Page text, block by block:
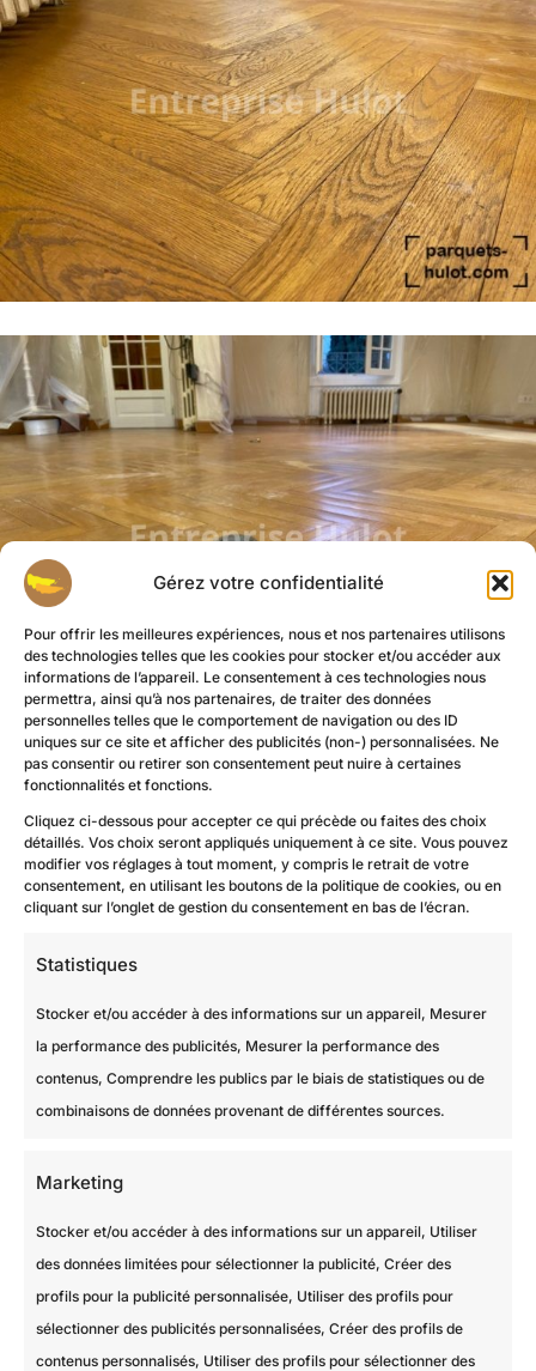
Gérez votre confidentialité
Pour offrir les meilleures expériences, nous et nos partenaires utilisons
des technologies telles que les cookies pour stocker et/ou accéder aux
informations de l’appareil. Le consentement à ces technologies nous
permettra, ainsi qu’à nos partenaires, de traiter des données
personnelles telles que le comportement de navigation ou des ID
uniques sur ce site et afficher des publicités (non-) personnalisées. Ne
pas consentir ou retirer son consentement peut nuire à certaines
fonctionnalités et fonctions.
Cliquez ci-dessous pour accepter ce qui précède ou faites des choix
détaillés. Vos choix seront appliqués uniquement à ce site. Vous pouvez
modifier vos réglages à tout moment, y compris le retrait de votre
consentement, en utilisant les boutons de la politique de cookies, ou en
cliquant sur l’onglet de gestion du consentement en bas de l’écran.
Statistiques
Stocker et/ou accéder à des informations sur un appareil, Mesurer
la performance des publicités, Mesurer la performance des
contenus, Comprendre les publics par le biais de statistiques ou de
combinaisons de données provenant de différentes sources.
Marketing
Stocker et/ou accéder à des informations sur un appareil, Utiliser
des données limitées pour sélectionner la publicité, Créer des
profils pour la publicité personnalisée, Utiliser des profils pour
sélectionner des publicités personnalisées, Créer des profils de
contenus personnalisés, Utiliser des profils pour sélectionner des